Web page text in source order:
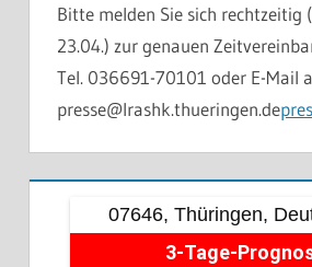
Bitte melden Sie sich rechtzeitig
23.04.) zur genauen
Tel. 036691-70101 oder E-Mail
presse@lrashk.thueringen.de
07646, Thüringen,
3-Tage-